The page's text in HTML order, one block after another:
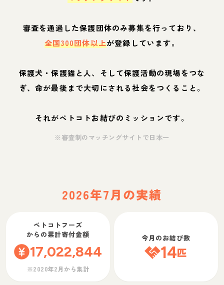
審査を通過した保護団体のみ募集を行っており、
全国300団体以上が登録しています。
保護犬・保護猫と人、そして保護活動の現場をつな
ぎ、命が最後まで大切にされる社会をつくること。
それがペトコトお結びのミッションです。
※審査制のマッチングサイトで日本一
2026年7月の実績
ペトコトフーズ
からの累計寄付金額
17,022,844
※2020年2月から集計
今月のお結び数
14匹